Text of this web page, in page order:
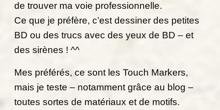
de trouver ma voie professionnelle.
Ce que je préfère, c’est dessiner des petites
BD ou des trucs avec des yeux de BD – et
des sirènes ! ^^
Mes préférés, ce sont les Touch Markers,
mais je teste – notamment grâce au blog –
toutes sortes de matériaux et de motifs.